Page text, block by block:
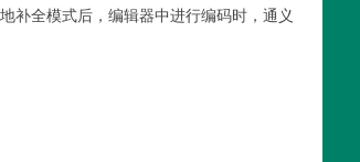
补全模式后，编辑器中进行编码时，通义